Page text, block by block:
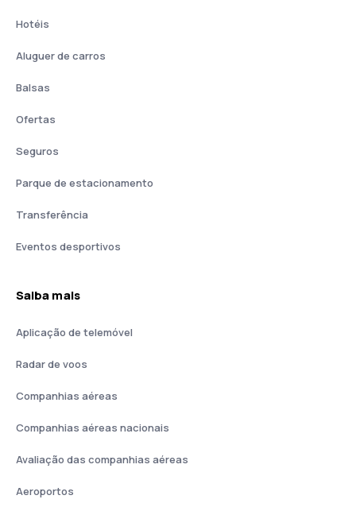
Hotéis
Aluguer de carros
Balsas
Ofertas
Seguros
Parque de estacionamento
Transferência
Eventos desportivos
Saiba mais
Aplicação de telemóvel
Radar de voos
Companhias aéreas
Companhias aéreas nacionais
Avaliação das companhias aéreas
Aeroportos